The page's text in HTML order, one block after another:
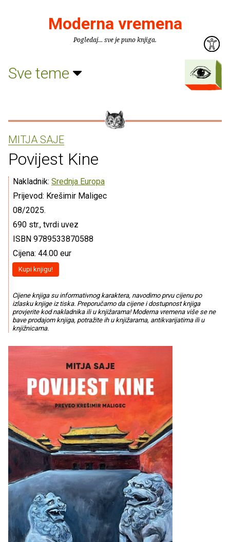
Moderna vremena
Pogledaj... sve je puno knjiga.
Sve teme
MITJA SAJE
Povijest Kine
Nakladnik: Srednja Europa
Prijevod: Krešimir Maligec
08/2025.
690 str., tvrdi uvez
ISBN 9789533870588
Cijena: 44.00 eur
Kupi knjigu!
Cijene knjiga su informativnog karaktera, navodimo prvu cijenu po
izlasku knjige iz tiska. Preporučamo da cijene i dostupnost knjiga
provjerite kod nakladnika ili u knjižarama! Moderna vremena više se ne
bave prodajom knjiga, potražite ih u knjižarama, antikvarijatima ili u
knjižnicama.